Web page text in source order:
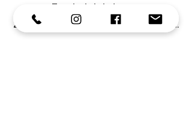
Twoja inicjatywa
zostanie
długo na ustach gości.